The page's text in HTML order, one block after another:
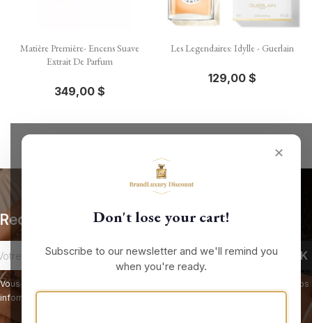
Matière Première- Encens Suave
Extrait De Parfum
349,00 $
Les Legendaires: Idylle - Guerlain
129,00 $
✕
Don't lose your cart!
Subscribe to our newsletter and we'll remind you
when you're ready.
Recevez nos offres spéciales
Vous pouvez vous désinscrire à tout moment. Vous trouverez pour cela nos
informations de contact dans les conditions d'utilisation du site.